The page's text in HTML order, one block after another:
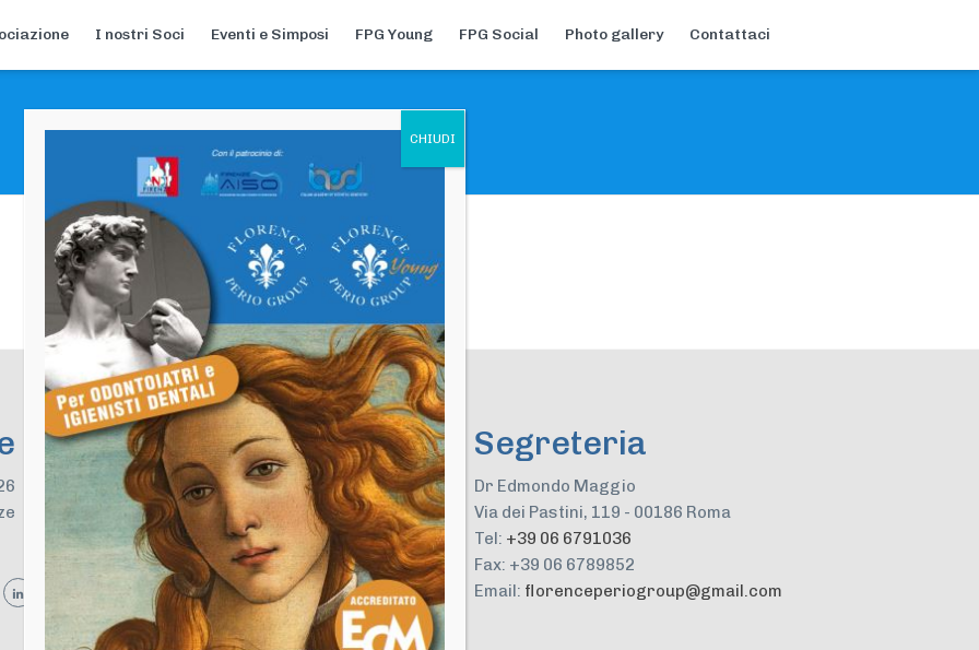
I nostri Soci Eventi e Simposi FPG Young FPG Social Photo gallery Contattaci
Segreteria
Dr Edmondo Maggio
Via dei Pastini, 119 - 00186 Roma
Tel: +39 06 6791036
Fax: +39 06 6789852
Email: florenceperiogroup@gmail.com